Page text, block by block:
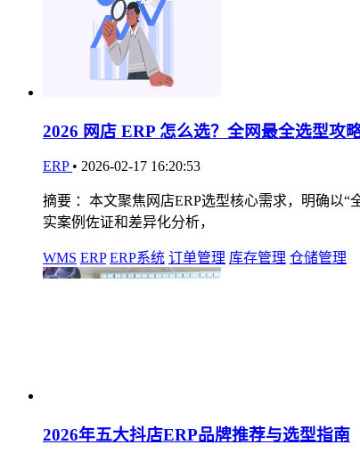
2026 网店 ERP 怎么选？全网最全选型攻
ERP • 2026-02-17 16:20:53
摘要 ：本文聚焦网店ERP选型核心需求，明确以
实案例佐证和差异化分析，
WMS ERP ERP系统 订单管理 库存管理 仓储管理
2026年五大抖店ERP品牌推荐与选型指南